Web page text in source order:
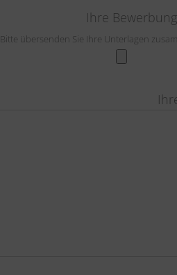
Ihre
Bitte übersenden Sie Ihre Unterlagen